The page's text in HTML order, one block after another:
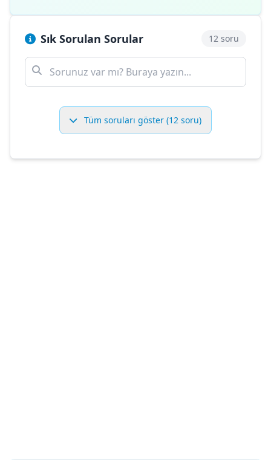
Sık Sorulan Sorular 12 soru
Tüm soruları göster (12 soru)